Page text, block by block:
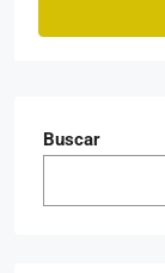
Buscar